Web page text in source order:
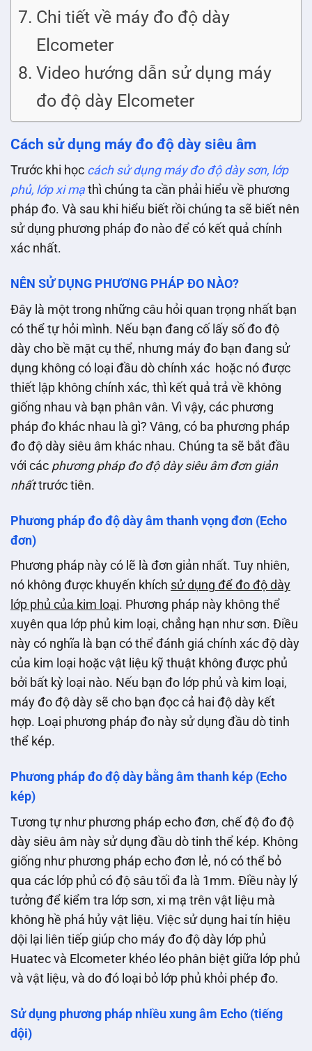
Chi tiết về máy đo độ dày
Elcometer
Video hướng dẫn sử dụng máy
đo độ dày Elcometer
Cách sử dụng máy đo độ dày siêu âm
Trước khi học cách sử dụng máy đo độ dày sơn, lớp
phủ, lớp xi mạ thì chúng ta cần phải hiểu về phương
pháp đo. Và sau khi hiểu biết rồi chúng ta sẽ biết nên
sử dụng phương pháp đo nào để có kết quả chính
xác nhất.
NÊN SỬ DỤNG PHƯƠNG PHÁP ĐO NÀO?
Đây là một trong những câu hỏi quan trọng nhất bạn
có thể tự hỏi mình. Nếu bạn đang cố lấy số đo độ
dày cho bề mặt cụ thể, nhưng máy đo bạn đang sử
dụng không có loại đầu dò chính xác hoặc nó được
thiết lập không chính xác, thì kết quả trả về không
giống nhau và bạn phân vân. Vì vậy, các phương
pháp đo khác nhau là gì? Vâng, có ba phương pháp
đo độ dày siêu âm khác nhau. Chúng ta sẽ bắt đầu
với các phương pháp đo độ dày siêu âm đơn giản
nhấttrước tiên.
Phương pháp đo độ dày âm thanh vọng đơn (Echo
đơn)
Phương pháp này có lẽ là đơn giản nhất. Tuy nhiên,
nó không được khuyến khích sử dụng để đo độ dày
lớp phủ của kim loại. Phương pháp này không thể
xuyên qua lớp phủ kim loại, chẳng hạn như sơn. Điều
này có nghĩa là bạn có thể đánh giá chính xác độ dày
của kim loại hoặc vật liệu kỹ thuật không được phủ
bởi bất kỳ loại nào. Nếu bạn đo lớp phủ và kim loại,
máy đo độ dày sẽ cho bạn đọc cả hai độ dày kết
hợp. Loại phương pháp đo này sử dụng đầu dò tinh
thể kép.
Phương pháp đo độ dày bằng âm thanh kép (Echo
kép)
Tương tự như phương pháp echo đơn, chế độ đo độ
dày siêu âm này sử dụng đầu dò tinh thể kép. Không
giống như phương pháp echo đơn lẻ, nó có thể bỏ
qua các lớp phủ có độ sâu tối đa là 1mm. Điều này lý
tưởng để kiểm tra lớp sơn, xi mạ trên vật liệu mà
không hề phá hủy vật liệu. Việc sử dụng hai tín hiệu
dội lại liên tiếp giúp cho máy đo độ dày lớp phủ
Huatec và Elcometer khéo léo phân biệt giữa lớp phủ
và vật liệu, và do đó loại bỏ lớp phủ khỏi phép đo.
Sử dụng phương pháp nhiều xung âm Echo (tiếng
dội)